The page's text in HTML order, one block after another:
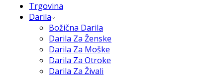
Trgovina
Darila
Božična Darila
Darila Za Ženske
Darila Za Moške
Darila Za Otroke
Darila Za Živali